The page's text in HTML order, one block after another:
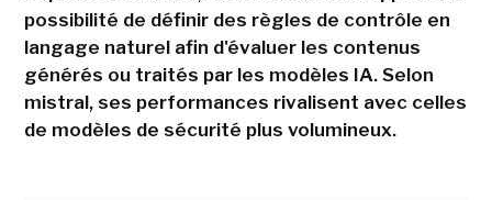
possibilité de définir des règles de contrôle en
langage naturel afin d'évaluer les contenus
générés ou traités par les modèles IA. Selon
mistral, ses performances rivalisent avec celles
de modèles de sécurité plus volumineux.